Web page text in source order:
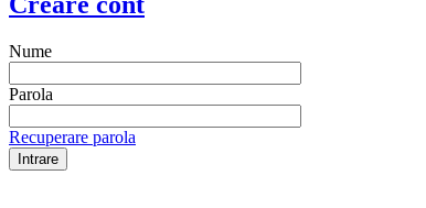
Nume
Parola
Recuperare parola